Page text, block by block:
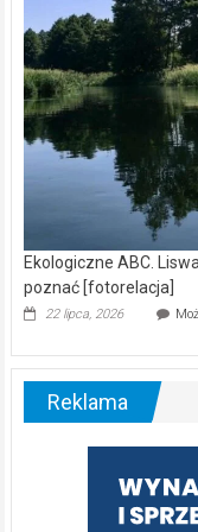
Ekologiczne ABC.
poznać [fotorelacja]
22 lipca, 2026
Reklama